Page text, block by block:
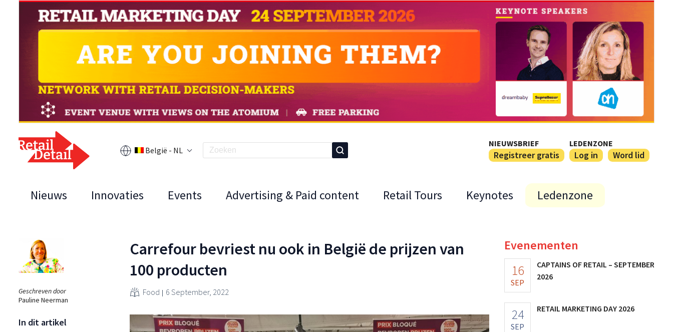
België - NL
NIEUWSBRIEF
Registreer gratis
LEDENZONE
Log in Word lid
Nieuws Innovaties Events Advertising & Paid content Retail Tours Keynotes Ledenzone
Geschreven door
Pauline Neerman
In dit artikel
Carrefour bevriest nu ook in België de prijzen van
100 producten
Food 6 September, 2022
Evenementen
16
SEP
CAPTAINS OF RETAIL – SEPTEMBER
2026
24
SEP
RETAIL MARKETING DAY 2026